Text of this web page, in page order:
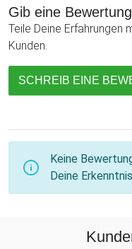
Gib eine
Teile Deine Erfahrungen
Kunden.
SCHREIB EINE
Keine
Deine